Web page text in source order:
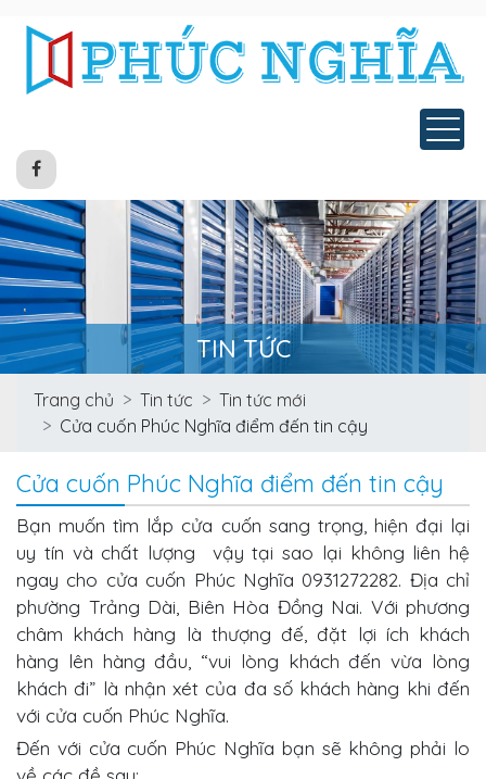
TIN TỨC
Trang chủ Tin tức
Tin tức mới
Cửa cuốn Phúc Nghĩa điểm đến tin cậy
Cửa cuốn Phúc Nghĩa điểm đến tin cậy
Bạn muốn tìm lắp cửa cuốn sang trọng, hiện đại lại
uy tín và chất lượng vậy tại sao lại không liên hệ
ngay cho cửa cuốn Phúc Nghĩa 0931272282. Địa chỉ
phường Trảng Dài, Biên Hòa Đồng Nai. Với phương
châm khách hàng là thượng đế, đặt lợi ích khách
hàng lên hàng đầu, “vui lòng khách đến vừa lòng
khách đi” là nhận xét của đa số khách hàng khi đến
với cửa cuốn Phúc Nghĩa.
Đến với cửa cuốn Phúc Nghĩa bạn sẽ không phải lo